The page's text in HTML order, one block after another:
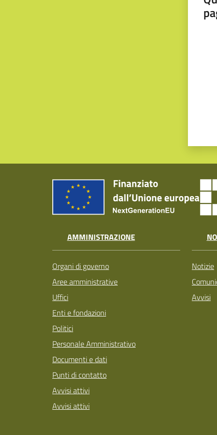
AMMINISTRAZIONE
Organi di governo
Aree amministrative
Uffici
Enti e fondazioni
Politici
Personale Amministrativo
Documenti e dati
Punti di contatto
Avvisi attivi
Avvisi attivi
Notizie
Avvisi